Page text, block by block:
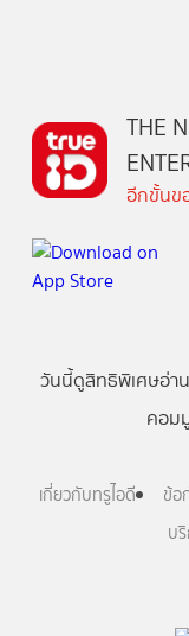
THE
อีกขั้นข
วันนี้ดูสิทธิพิเศษอ่าน
คอม
เกี่ยวกับทรูไอดี ข้อ
บ